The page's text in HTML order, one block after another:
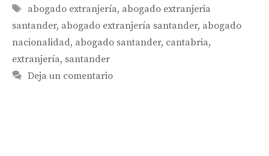
Etiquetas
abogado extranjería, abogado extranjeria
santander, abogado extranjería santander, abogado
nacionalidad, abogado santander, cantabria,
extranjería, santander
Deja un comentario